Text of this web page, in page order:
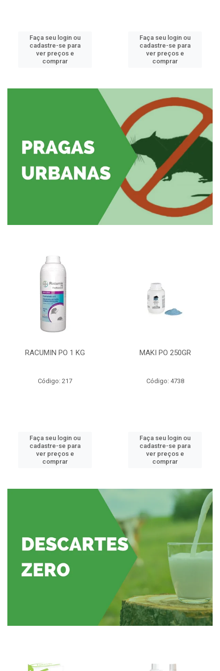
Faça seu login ou
cadastre-se para
ver preços e
comprar
Faça seu login ou
cadastre-se para
ver preços e
comprar
RACUMIN PO 1 KG
Código: 217
Faça seu login ou
cadastre-se para
ver preços e
comprar
MAKI PO 250GR
Código: 4738
Faça seu login ou
cadastre-se para
ver preços e
comprar